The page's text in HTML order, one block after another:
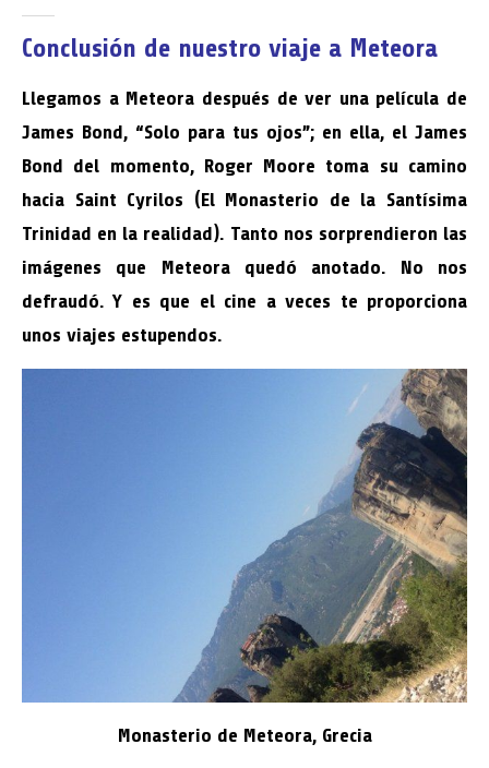
Conclusión de nuestro viaje a Meteora
Llegamos a Meteora después de ver una película de
James Bond, “Solo para tus ojos”; en ella, el James
Bond del momento, Roger Moore toma su camino
hacia Saint Cyrilos (El Monasterio de la Santísima
Trinidad en la realidad). Tanto nos sorprendieron las
imágenes que Meteora quedó anotado. No nos
defraudó. Y es que el cine a veces te proporciona
unos viajes estupendos.
Monasterio de Meteora, Grecia